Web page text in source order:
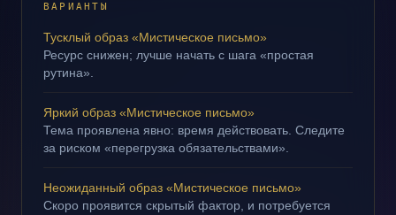
ВАРИАНТЫ
Тусклый образ «Мистическое письмо»
Ресурс снижен; лучше начать с шага «простая
рутина».
Яркий образ «Мистическое письмо»
Тема проявлена явно: время действовать. Следите
за риском «перегрузка обязательствами».
Неожиданный образ «Мистическое письмо»
Скоро проявится скрытый фактор, и потребуется